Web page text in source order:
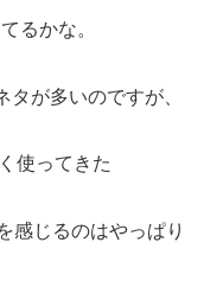
るかな。
が多いのですが、
使ってきた
感じるのはやっぱり